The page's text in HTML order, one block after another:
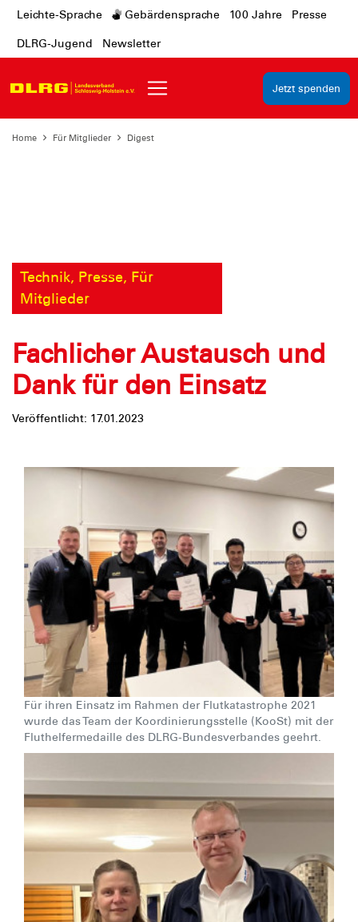
Leichte-Sprache Gebärdensprache 100 Jahre Presse
DLRG-Jugend Newsletter
Jetzt spenden
Home Für Mitglieder Digest
Technik, Presse, Für
Mitglieder
Fachlicher Austausch und
Dank für den Einsatz
Veröffentlicht: 17.01.2023
Für ihren Einsatz im Rahmen der Flutkatastrophe 2021
wurde das Team der Koordinierungsstelle (KooSt) mit der
Fluthelfermedaille des DLRG-Bundesverbandes geehrt.